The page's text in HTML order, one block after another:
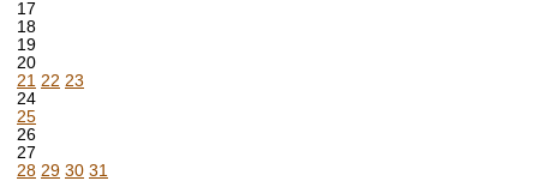
17
18
19
20
21 22 23
24
25
26
27
28 29 30 31